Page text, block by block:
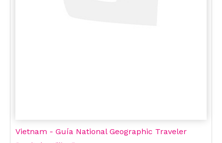
Vietnam - Guía National Geographic Traveler